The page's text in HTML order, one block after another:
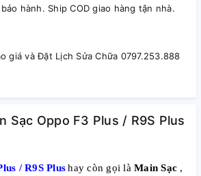
hành. Ship COD giao hàng tận nhà.
giá và Đặt Lịch Sửa Chữa 0797.253.888
Sạc Oppo F3 Plus / R9S Plus
/ R9S Plushay còn gọi là Main Sạc ,